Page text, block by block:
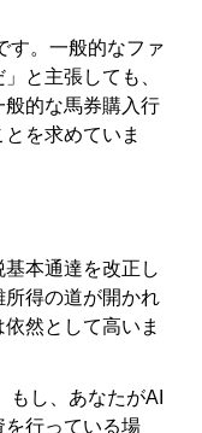
す。一般的なファ
と主張しても、
般的な馬券購入行
を求めていま
本通達を改正し
所得の道が開かれ
然として高いま
もし、あなたがAI
行っている場